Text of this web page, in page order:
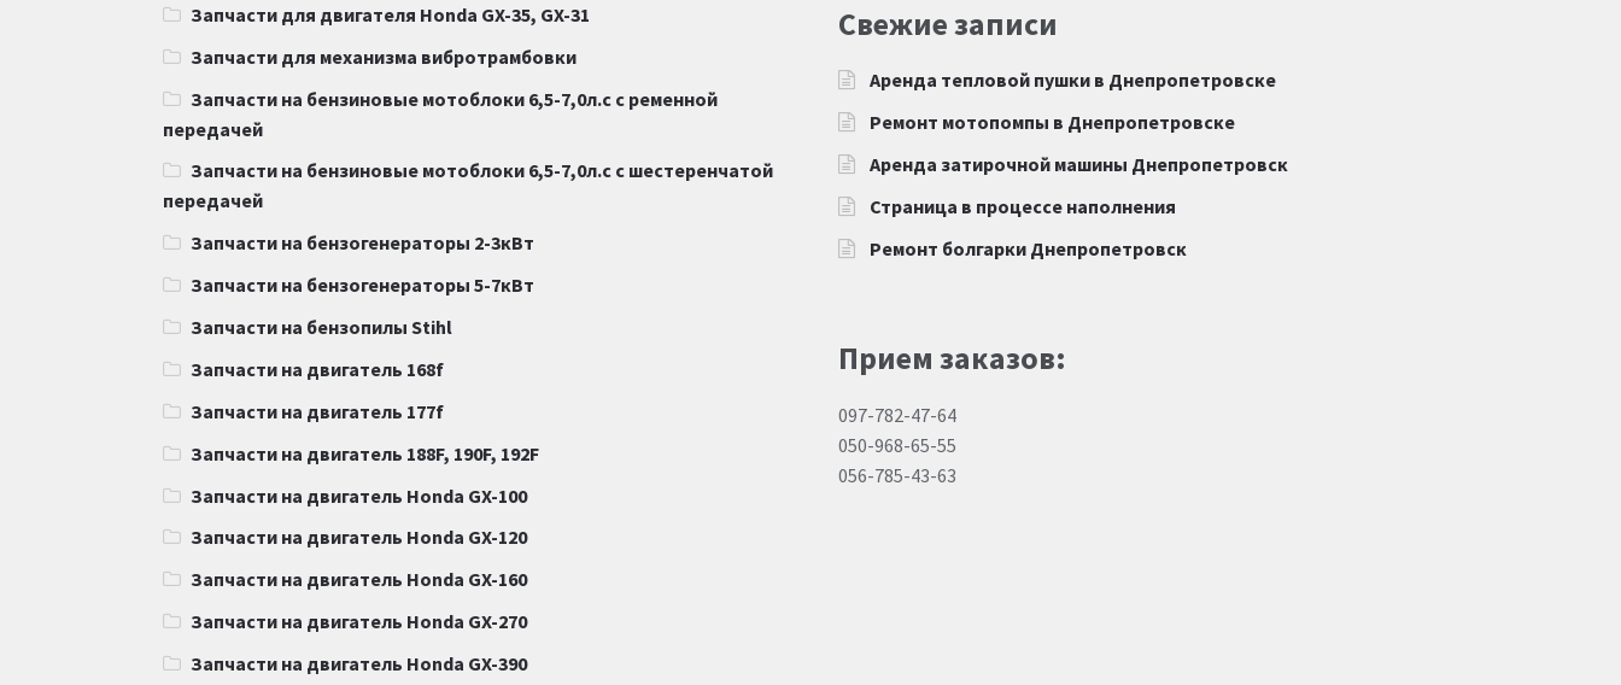
Запчасти для двигателя Honda GX-35, GX-31
Запчасти для механизма вибротрамбовки
Запчасти на бензиновые мотоблоки 6,5-7,0л.с с ременной
передачей
Запчасти на бензиновые мотоблоки 6,5-7,0л.с с шестеренчатой
передачей
Запчасти на бензогенераторы 2-3кВт
Запчасти на бензогенераторы 5-7кВт
Запчасти на бензопилы Stihl
Запчасти на двигатель 168f
Запчасти на двигатель 177f
Запчасти на двигатель 188F, 190F, 192F
Запчасти на двигатель Honda GX-100
Запчасти на двигатель Honda GX-120
Запчасти на двигатель Honda GX-160
Запчасти на двигатель Honda GX-270
Запчасти на двигатель Honda GX-390
Свежие записи
Аренда тепловой пушки в Днепропетровске
Ремонт мотопомпы в Днепропетровске
Аренда затирочной машины Днепропетровск
Страница в процессе наполнения
Ремонт болгарки Днепропетровск
Прием заказов:
097-782-47-64
050-968-65-55
056-785-43-63